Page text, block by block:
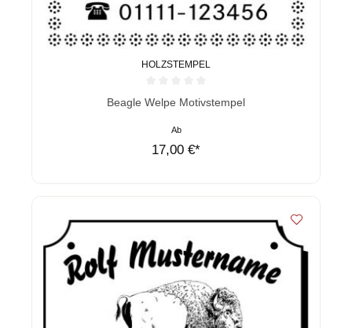
HOLZSTEMPEL
Durchschnittliche Bewertung von 0 von 5 Sternen
Beagle Welpe Motivstempel
Ab
17,00 €*